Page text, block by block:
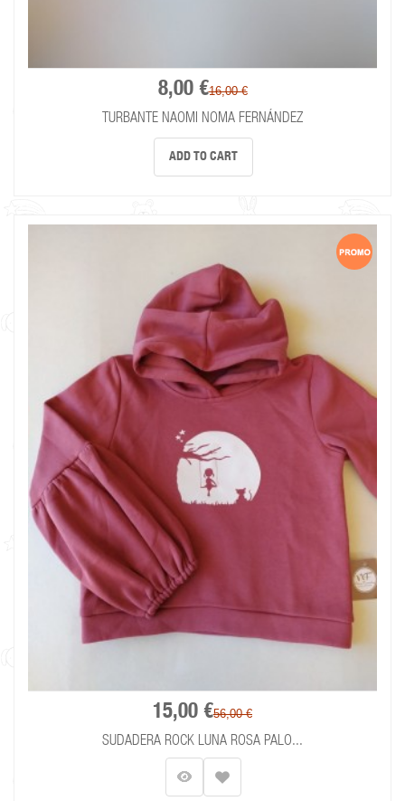
8,00 €16,00 €
TURBANTE NAOMI NOMA FERNÁNDEZ
ADD TO CART
15,00 €56,00 €
SUDADERA ROCK LUNA ROSA PALO...